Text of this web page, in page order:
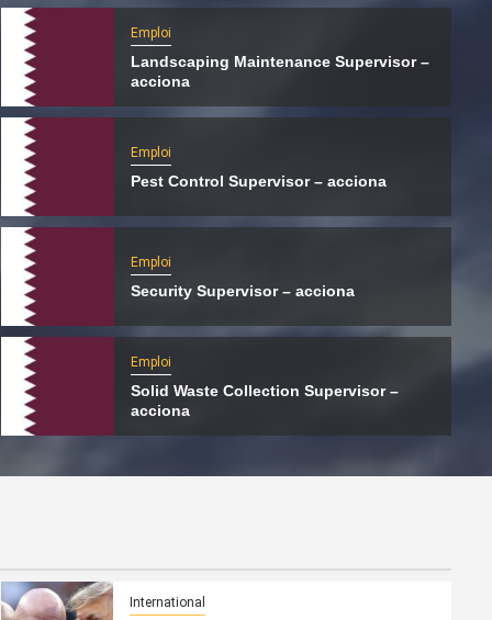
Hamas s’apprêterait à transférer ses
du Qatar vers la Turquie
5 août 2026 Qatarien
Emploi
Landscaping Maintenance Supervisor –
acciona
Emploi
Pest Control Supervisor – acciona
Emploi
Security Supervisor – acciona
Emploi
Solid Waste Collection Supervisor –
acciona
International